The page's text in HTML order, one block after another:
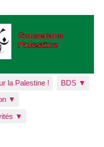
la Palestine !
BDS ▼
▼
▼